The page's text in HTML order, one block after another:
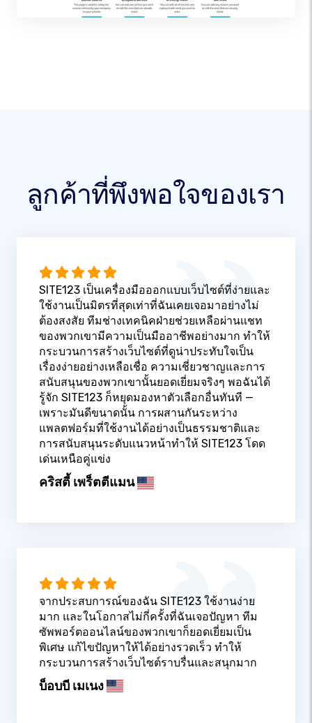
ลูกค้าที่พึงพอใจของเรา
SITE123 เป็นเครื่องมือออกแบบเว็บไซต์ที่ง่ายและ
ใช้งานเป็นมิตรที่สุดเท่าที่ฉันเคยเจอมาอย่างไม่
ต้องสงสัย ทีมช่างเทคนิคฝ่ายช่วยเหลือผ่านแชท
ของพวกเขามีความเป็นมืออาชีพอย่างมาก ทำให้
กระบวนการสร้างเว็บไซต์ที่ดูน่าประทับใจเป็น
เรื่องง่ายอย่างเหลือเชื่อ ความเชี่ยวชาญและการ
สนับสนุนของพวกเขานั้นยอดเยี่ยมจริงๆ พอฉันได้
รู้จัก SITE123 ก็หยุดมองหาตัวเลือกอื่นทันที —
เพราะมันดีขนาดนั้น การผสานกันระหว่าง
แพลตฟอร์มที่ใช้งานได้อย่างเป็นธรรมชาติและ
การสนับสนุนระดับแนวหน้าทำให้ SITE123 โดด
เด่นเหนือคู่แข่ง
คริสตี้ เพร็ตตีแมน
จากประสบการณ์ของฉัน SITE123 ใช้งานง่าย
มาก และในโอกาสไม่กี่ครั้งที่ฉันเจอปัญหา ทีม
ซัพพอร์ตออนไลน์ของพวกเขาก็ยอดเยี่ยมเป็น
พิเศษ แก้ไขปัญหาให้ได้อย่างรวดเร็ว ทำให้
กระบวนการสร้างเว็บไซต์ราบรื่นและสนุกมาก
บ็อบบี เมเนง